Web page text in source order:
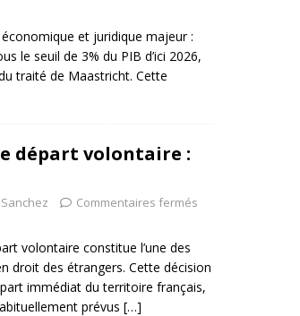
et juridique majeur :
le seuil de 3% du PIB d’ici 2026,
traité de Maastricht. Cette
départ volontaire :
Commentaires fermés
volontaire constitue l’une des
droit des étrangers. Cette décision
immédiat du territoire français,
prévus […]